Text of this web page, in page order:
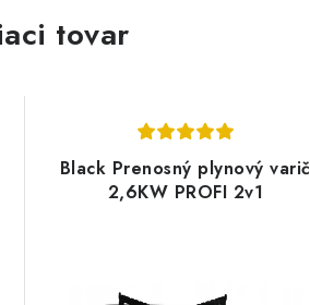
tovar
Black Prenosný plynový varič
2,6KW PROFI 2v1